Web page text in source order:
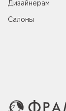
Дизайнерам
Салоны